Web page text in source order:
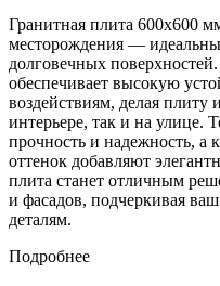
Гранитная плита 600х600
месторождения —
долговечных
обеспечивает высокую
воздействиям, делая плиту
интерьере, так и на улице.
прочность и надежность, а
оттенок добавляют
плита станет отличным
и фасадов, подчеркивая
деталям.
Подробнее